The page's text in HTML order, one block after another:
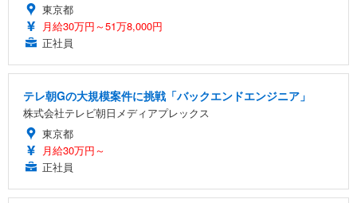
東京都
月給30万円～51万8,000円
正社員
テレ朝Gの大規模案件に挑戦「バックエンドエンジニア」
株式会社テレビ朝日メディアプレックス
東京都
月給30万円～
正社員